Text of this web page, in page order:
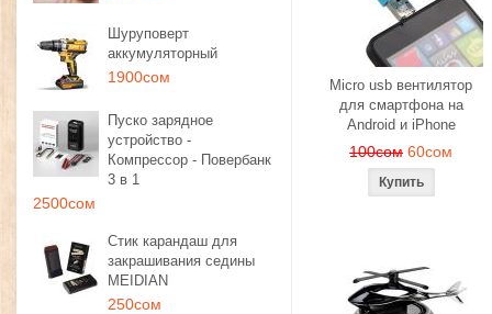
Шуруповерт
аккумуляторный
1900сом
Пуско зарядное
устройство -
Компрессор - Повербанк
3 в 1
2500сом
Стик карандаш для
закрашивания седины
MEIDIAN
250сом
Micro usb вентилятор
для смартфона на
Android и iPhone
100сом 60сом